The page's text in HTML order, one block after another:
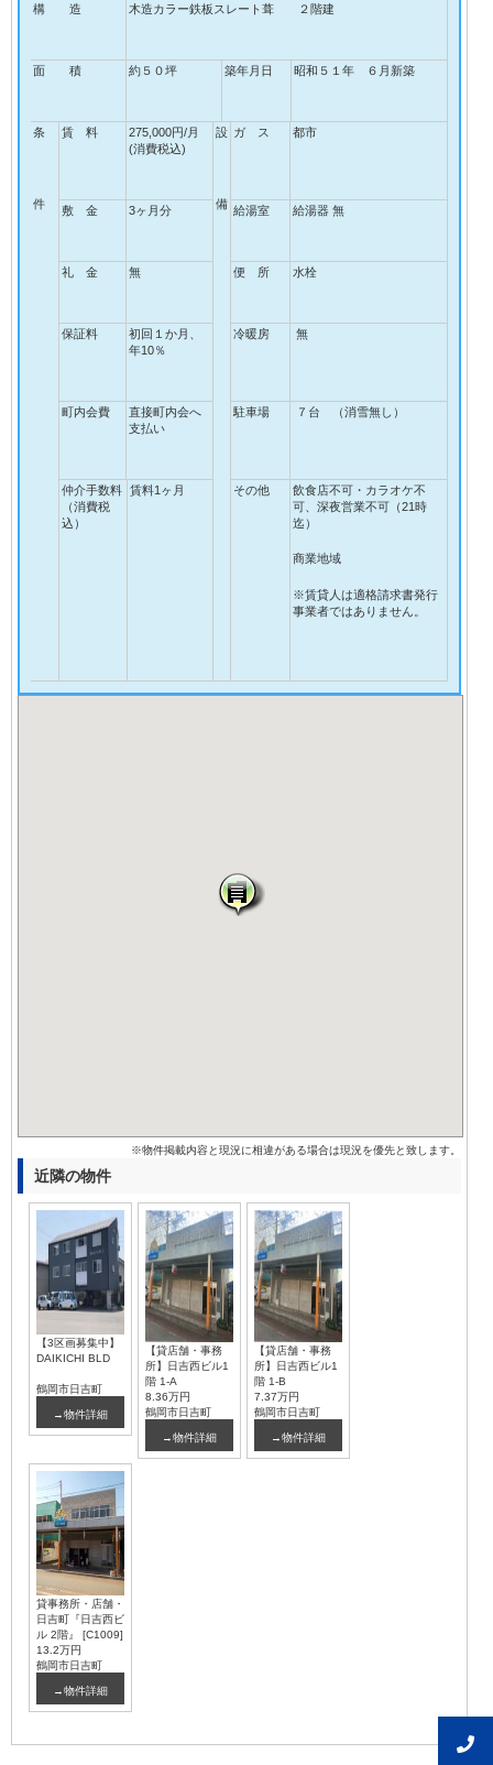
構 造 木造カラー鉄板スレート葺 ２階建
面 積 約５０坪 築年月日 昭和５１年 ６月新築
条
件
賃 料
275,000円/月
(消費税込)
設
備
ガ ス 都市
敷 金 3ヶ月分 給湯室 給湯器 無
礼 金 無 便 所 水栓
保証料
初回１か月、
年10％
冷暖房 無
町内会費
直接町内会へ
支払い
駐車場 ７台 （消雪無し）
仲介手数料
（消費税
込）
賃料1ヶ月 その他
飲食店不可・カラオケ不
可、深夜営業不可（21時
迄）
商業地域
※賃貸人は適格請求書発行
事業者ではありません。
※物件掲載内容と現況に相違がある場合は現況を優先と致します。
近隣の物件
【3区画募集中】
DAIKICHI BLD
鶴岡市日吉町
→物件詳細
【貸店舗・事務
所】日吉西ビル1
階 1-A
8.36万円
鶴岡市日吉町
→物件詳細
【貸店舗・事務
所】日吉西ビル1
階 1-B
7.37万円
鶴岡市日吉町
→物件詳細
貸事務所・店舗・
日吉町『日吉西ビ
ル 2階』 [C1009]
13.2万円
鶴岡市日吉町
→物件詳細